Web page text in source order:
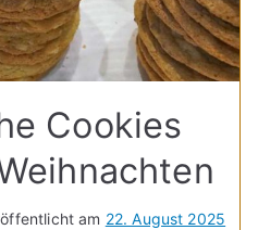
Cookies
am 22. August 2025